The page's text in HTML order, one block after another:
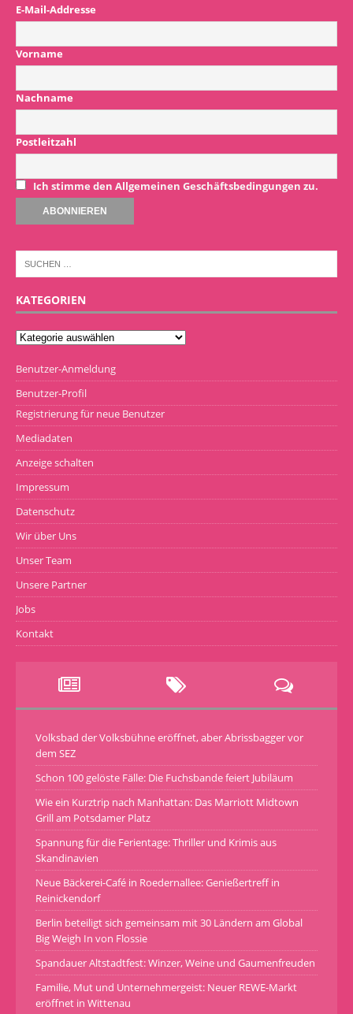
E-Mail-Addresse
Vorname
Nachname
Postleitzahl
Ich stimme den Allgemeinen Geschäftsbedingungen zu.
KATEGORIEN
Benutzer-Anmeldung
Benutzer-Profil
Registrierung für neue Benutzer
Mediadaten
Anzeige schalten
Impressum
Datenschutz
Wir über Uns
Unser Team
Unsere Partner
Jobs
Kontakt
Volksbad der Volksbühne eröffnet, aber Abrissbagger vor
dem SEZ
Schon 100 gelöste Fälle: Die Fuchsbande feiert Jubiläum
Wie ein Kurztrip nach Manhattan: Das Marriott Midtown
Grill am Potsdamer Platz
Spannung für die Ferientage: Thriller und Krimis aus
Skandinavien
Neue Bäckerei-Café in Roedernallee: Genießertreff in
Reinickendorf
Berlin beteiligt sich gemeinsam mit 30 Ländern am Global
Big Weigh In von Flossie
Spandauer Altstadtfest: Winzer, Weine und Gaumenfreuden
Familie, Mut und Unternehmergeist: Neuer REWE-Markt
eröffnet in Wittenau